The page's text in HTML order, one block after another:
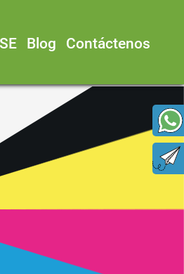
Blog Contáctenos